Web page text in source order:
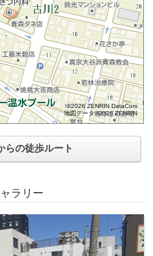
©2026 ZENRIN DataCom
地図データ©2026 ZENRIN
らの徒歩ルート
ラリー